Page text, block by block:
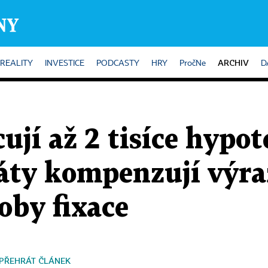
REALITY INVESTICE PODCASTY HRY PročNe ARCHIV
až 2 tisíce
kompenzují
fixace
ČLÁNEK